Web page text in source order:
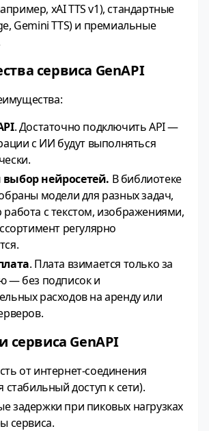
xAI TTS v1), стандартные
Gemini TTS) и премиальные
сервиса GenAPI
. Достаточно подключить API —
с ИИ будут выполняться
нейросетей. В библиотеке
модели для разных задач,
с текстом, изображениями,
регулярно
. Плата взимается только за
— без подписок и
расходов на аренду или
сервиса GenAPI
от интернет‑соединения
стабильный доступ к сети).
задержки при пиковых нагрузках
сервиса.